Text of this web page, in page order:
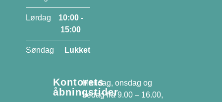
Lørdag
10:00 -
15:00
Søndag Lukket
Kontorets
åbningstider
Mandag, onsdag og
fredag fra 9.00 – 16.00,